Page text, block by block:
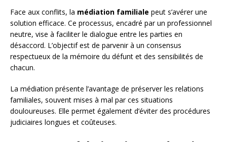
Face aux conflits, la médiation familiale peut s’avérer une
solution efficace. Ce processus, encadré par un professionnel
neutre, vise à faciliter le dialogue entre les parties en
désaccord. L’objectif est de parvenir à un consensus
respectueux de la mémoire du défunt et des sensibilités de
chacun.
La médiation présente l’avantage de préserver les relations
familiales, souvent mises à mal par ces situations
douloureuses. Elle permet également d’éviter des procédures
judiciaires longues et coûteuses.